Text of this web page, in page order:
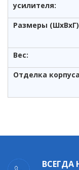
усилителя:
Размеры
Вес:
Отделка
ВСЕГДА